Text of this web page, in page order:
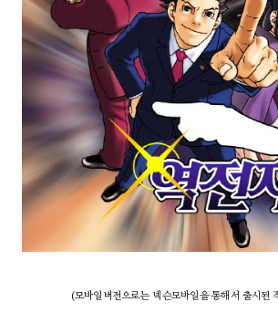
(모바일버전으로는 넥슨모바일을 통해서 출시된